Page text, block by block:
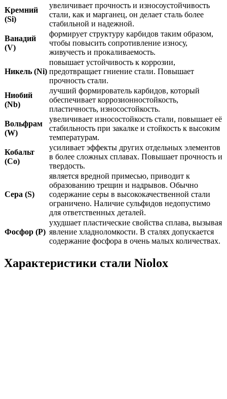
Кремний
(Si)
увеличивает прочность и износоустойчивость
стали, как и марганец, он делает сталь более
стабильной и надежной.
Ванадий
(V)
формирует структуру карбидов таким образом,
чтобы повысить сопротивление износу,
живучесть и прокаливаемость.
Никель (Ni)
повышает устойчивость к коррозии,
предотвращает гниение стали. Повышает
прочность стали.
Ниобий
(Nb)
лучший формирователь карбидов, который
обеспечивает коррозионностойкость,
пластичность, износостойкость.
Вольфрам
(W)
увеличивает износостойкость стали, повышает её
стабильность при закалке и стойкость к высоким
температурам.
Кобальт
(Co)
усиливает эффекты других отдельных элементов
в более сложных сплавах. Повышает прочность и
твердость.
Сера (S)
является вредной примесью, приводит к
образованию трещин и надрывов. Обычно
содержание серы в высококачественной стали
ограничено. Наличие сульфидов недопустимо
для ответственных деталей.
Фосфор (P)
ухудшает пластические свойства сплава, вызывая
явление хладноломкости. В сталях допускается
содержание фосфора в очень малых количествах.
Характеристики стали Niolox